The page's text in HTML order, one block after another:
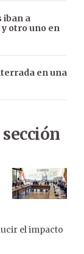
iban a
otro uno en
en una
el impacto